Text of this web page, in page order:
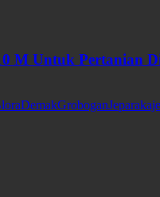
M Untuk Pertanian
DemakGroboganJepara